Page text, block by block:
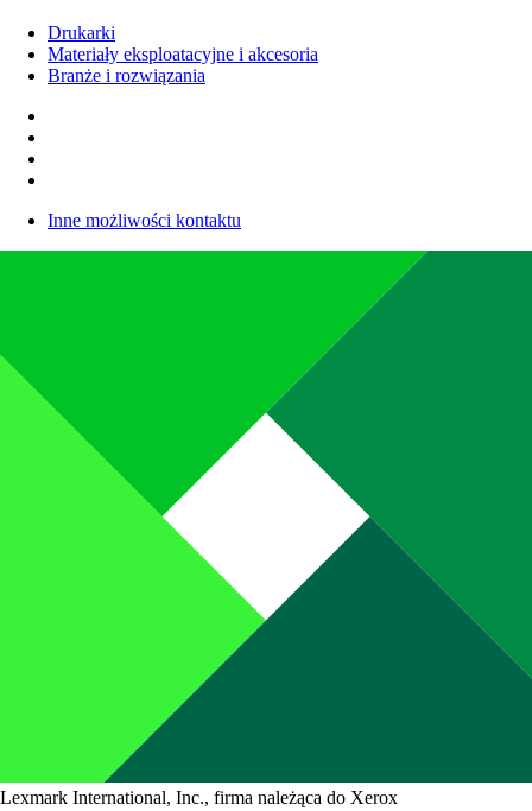
Drukarki
Materiały eksploatacyjne i akcesoria
Branże i rozwiązania
Inne możliwości kontaktu
Lexmark International, Inc., firma należąca do Xerox